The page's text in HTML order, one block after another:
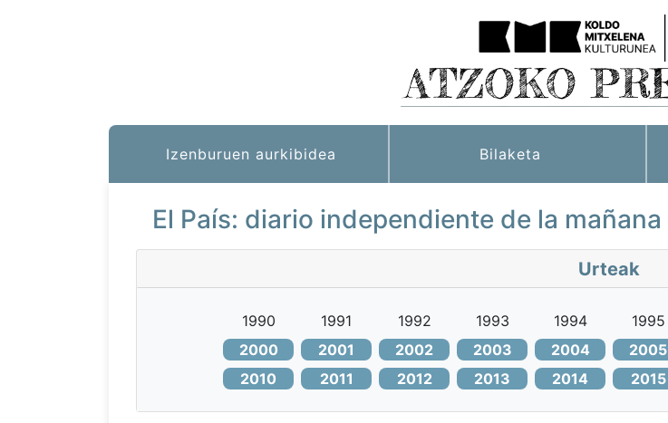
Izenburuen aurkibidea Bilaketa
El País: diario independiente de la mañana
Urteak
1990 1991 1992 1993 1994 1995
2000
2001 2002 2003 2004 2005
2010
2011 2012 2013 2014 2015